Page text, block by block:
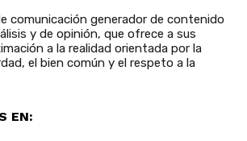
comunicación generador de contenido
y de opinión, que ofrece a sus
a la realidad orientada por la
el bien común y el respeto a la
EN: